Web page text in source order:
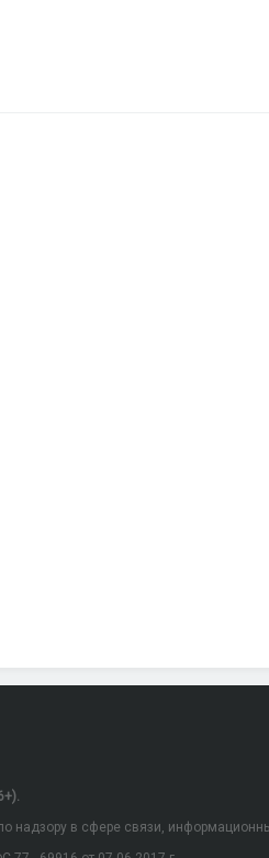
надзору в сфере связи,